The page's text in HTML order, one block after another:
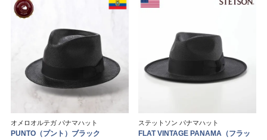
オメロオルテガ パナマハット
PUNTO（プント）ブラック
ステットソン パナマハット
FLAT VINTAGE PANAMA（フラッ